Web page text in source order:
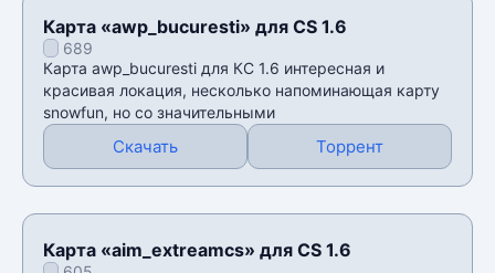
Карта «awp_bucuresti» для CS 1.6
689
Карта awp_bucuresti для КС 1.6 интересная и
красивая локация, несколько напоминающая карту
snowfun, но со значительными
Скачать Торрент
Карта «aim_extreamcs» для CS 1.6